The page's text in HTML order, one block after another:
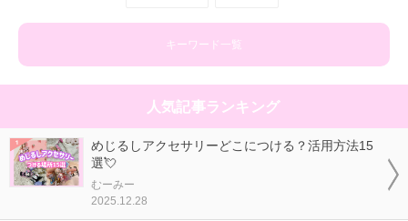
キーワード一覧
人気記事ランキング
めじるしアクセサリーどこにつける？活用方法15
選💘
むーみー
2025.12.28